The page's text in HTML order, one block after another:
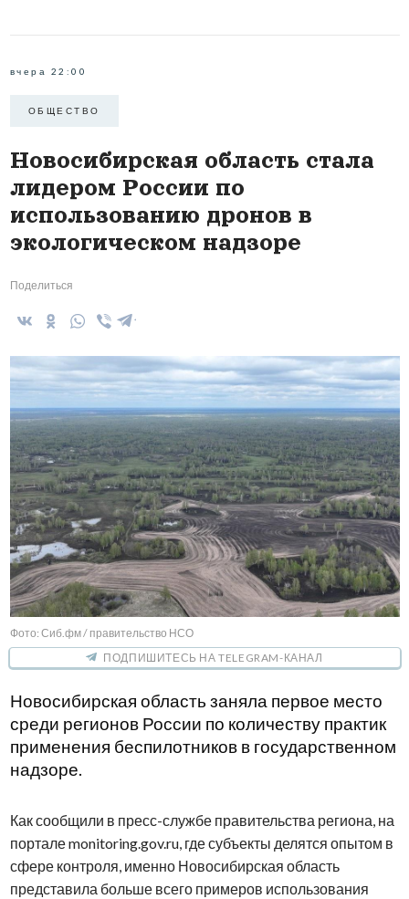
вчера 22:00
ОБЩЕСТВО
Новосибирская область стала
лидером России по
использованию дронов в
экологическом надзоре
Поделиться
Фото: Сиб.фм / правительство НСО
ПОДПИШИТЕСЬ НА TELEGRAM-КАНАЛ
Новосибирская область заняла первое место
среди регионов России по количеству практик
применения беспилотников в государственном
надзоре.
Как сообщили в пресс-службе правительства региона, на
портале monitoring.gov.ru, где субъекты делятся опытом в
сфере контроля, именно Новосибирская область
представила больше всего примеров использования